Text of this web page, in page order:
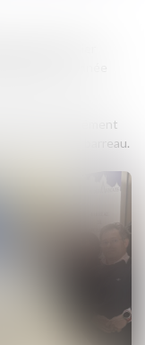
le premier
pour l’année
profondément
pour notre barreau.